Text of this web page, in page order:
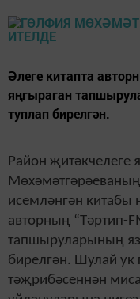
Әлеге китапта
яңгыраган
туплап бирелгән.
Район җитәкчелеге
исемләнгән китабы
авторның “Тәртип-
тапшыруларының
бирелгән. Шулай ук
тәҗрибәсеннән